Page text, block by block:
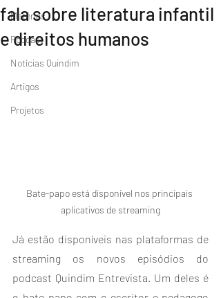
Matérias
Podcast
Notícias Quindim
Artigos
Projetos
fala sobre literatura infantil
e direitos humanos
Bate-papo está disponível nos principais
aplicativos de streaming
Já estão disponíveis nas plataformas de
streaming os novos episódios do
podcast Quindim Entrevista. Um deles é